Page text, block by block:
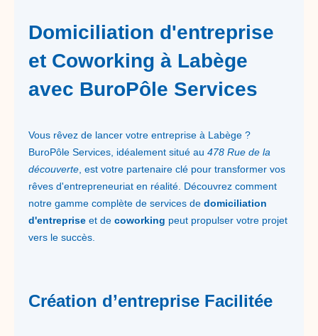
Domiciliation d'entreprise
et Coworking à Labège
avec BuroPôle Services
Vous rêvez de lancer votre entreprise à Labège ?
BuroPôle Services, idéalement situé au 478 Rue de la
découverte , est votre partenaire clé pour transformer vos
rêves d'entrepreneuriat en réalité. Découvrez comment
notre gamme complète de services de domiciliation
d'entreprise et de coworking peut propulser votre projet
vers le succès.
Création d’entreprise Facilitée